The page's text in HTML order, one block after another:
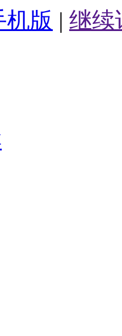
机版 | 继续